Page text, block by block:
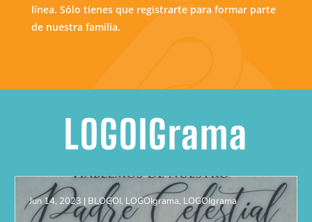
línea. Sólo tienes que registrarte para formar parte
de nuestra familia.
LOGOIGrama
Jun 14, 2023 | BLOGOI, LOGOIgrama, LOGOIgrama